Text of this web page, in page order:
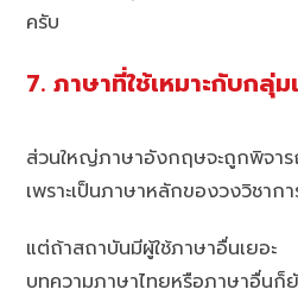
ครับ
7. ภาษาที่ใช้เหมาะกับกลุ่
ส่วนใหญ่ภาษาอังกฤษจะถูกพิจา
เพราะเป็นภาษาหลักของวงวิชาก
แต่ถ้าสถาบันมีผู้ใช้ภาษาอื่นเยอะ
บทความภาษาไทยหรือภาษาอื่นก็